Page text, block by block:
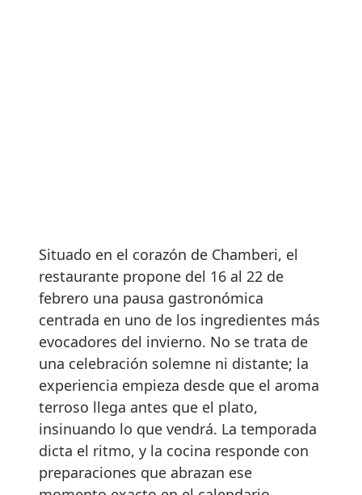
Situado en el corazón de Chamberi, el
restaurante propone del 16 al 22 de
febrero una pausa gastronómica
centrada en uno de los ingredientes más
evocadores del invierno. No se trata de
una celebración solemne ni distante; la
experiencia empieza desde que el aroma
terroso llega antes que el plato,
insinuando lo que vendrá. La temporada
dicta el ritmo, y la cocina responde con
preparaciones que abrazan ese